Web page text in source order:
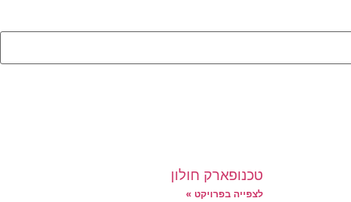
טכנופארק חולון
לצפייה בפרויקט »